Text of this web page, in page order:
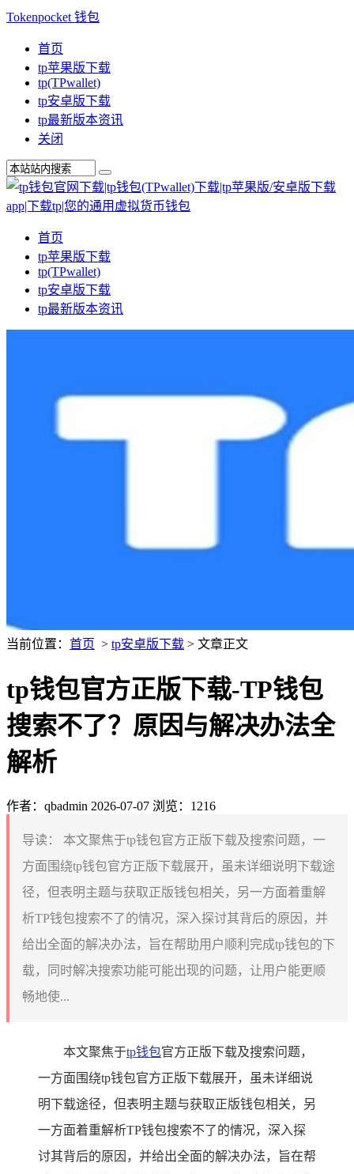
Tokenpocket 钱包
首页
tp苹果版下载
tp(TPwallet)
tp安卓版下载
tp最新版本资讯
关闭
首页
tp苹果版下载
tp(TPwallet)
tp安卓版下载
tp最新版本资讯
当前位置： 首页 > tp安卓版下载 > 文章正文
tp钱包官方正版下载-TP钱包
搜索不了？原因与解决办法全
解析
作者：qbadmin 2026-07-07 浏览：1216
导读：
本文聚焦于tp钱包官方正版下载及搜索问题，一
方面围绕tp钱包官方正版下载展开，虽未详细说明下载途
径，但表明主题与获取正版钱包相关，另一方面着重解
析TP钱包搜索不了的情况，深入探讨其背后的原因，并
给出全面的解决办法，旨在帮助用户顺利完成tp钱包的下
载，同时解决搜索功能可能出现的问题，让用户能更顺
畅地使...
本文聚焦于tp钱包官方正版下载及搜索问题，
一方面围绕tp钱包官方正版下载展开，虽未详细说
明下载途径，但表明主题与获取正版钱包相关，另
一方面着重解析TP钱包搜索不了的情况，深入探
讨其背后的原因，并给出全面的解决办法，旨在帮